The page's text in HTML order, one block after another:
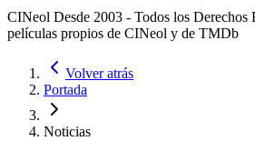
CINeol Desde 2003 - Todos los Derechos
películas propios de CINeol y de TMDb
Volver atrás
Portada
Noticias